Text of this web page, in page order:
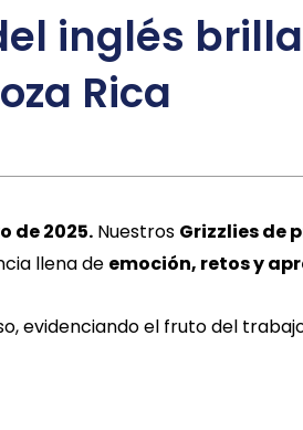
inglés
Rica
de 2025. Nuestros Grizzlies de
llena de emoción, retos y
evidenciando el fruto del